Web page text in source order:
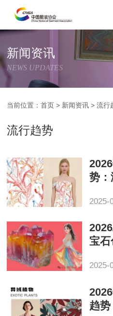
新闻资讯
NEWS UPDATES
当前位置：首页 > 新闻资讯 >流行
流行趋势
势：
2025-
宝石
2025-
趋